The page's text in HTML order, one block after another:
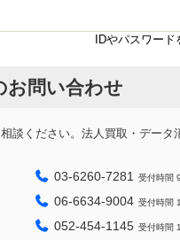
IDやパスワード
お問い合わせ
談ください。法人買取・データ
03-6260-7281 受付時間
06-6634-9004 受付時間
052-454-1145 受付時間